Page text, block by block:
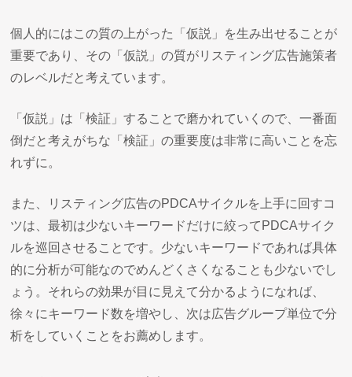
個人的にはこの質の上がった「仮説」を生み出せることが
重要であり、その「仮説」の質がリスティング広告施策者
のレベルだと考えています。
「仮説」は「検証」することで磨かれていくので、一番面
倒だと考えがちな「検証」の重要度は非常に高いことを忘
れずに。
また、リスティング広告のPDCAサイクルを上手に回すコ
ツは、最初は少ないキーワードだけに絞ってPDCAサイク
ルを巡回させることです。少ないキーワードであれば具体
的に分析が可能なのでめんどくさくなることも少ないでし
ょう。それらの効果が目に見えて分かるようになれば、
徐々にキーワード数を増やし、次は広告グループ単位で分
析をしていくことをお薦めします。